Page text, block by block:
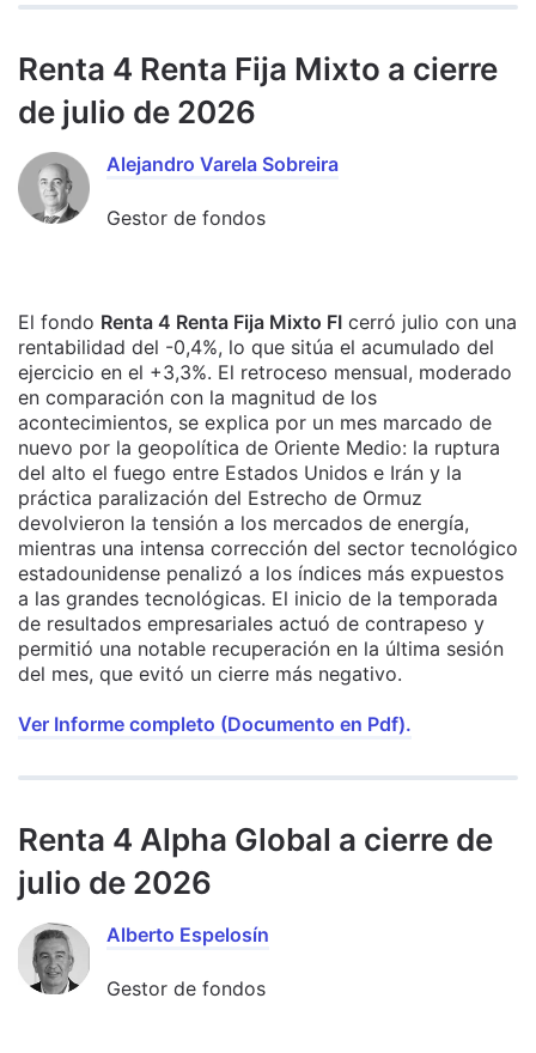
Renta 4 Renta Fija Mixto a cierre
de julio de 2026
Alejandro Varela Sobreira
Gestor de fondos
El fondo Renta 4 Renta Fija Mixto FI cerró julio con una
rentabilidad del -0,4%, lo que sitúa el acumulado del
ejercicio en el +3,3%. El retroceso mensual, moderado
en comparación con la magnitud de los
acontecimientos, se explica por un mes marcado de
nuevo por la geopolítica de Oriente Medio: la ruptura
del alto el fuego entre Estados Unidos e Irán y la
práctica paralización del Estrecho de Ormuz
devolvieron la tensión a los mercados de energía,
mientras una intensa corrección del sector tecnológico
estadounidense penalizó a los índices más expuestos
a las grandes tecnológicas. El inicio de la temporada
de resultados empresariales actuó de contrapeso y
permitió una notable recuperación en la última sesión
del mes, que evitó un cierre más negativo.
Ver Informe completo (Documento en Pdf).
Renta 4 Alpha Global a cierre de
julio de 2026
Alberto Espelosín
Gestor de fondos